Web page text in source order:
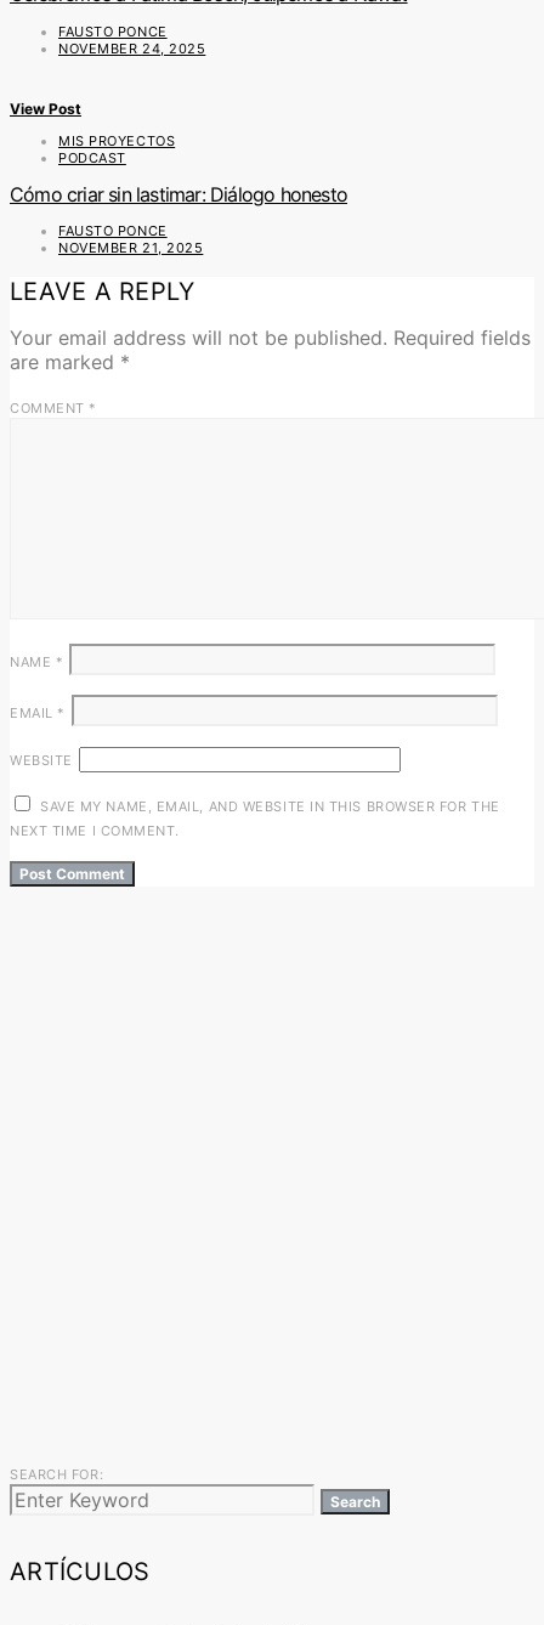
FAUSTO PONCE
NOVEMBER 24, 2025
View Post
MIS PROYECTOS
PODCAST
Cómo criar sin lastimar: Diálogo honesto
FAUSTO PONCE
NOVEMBER 21, 2025
LEAVE A REPLY
Your email address will not be published. Required fields
are marked *
COMMENT *
NAME *
EMAIL *
WEBSITE
SAVE MY NAME, EMAIL, AND WEBSITE IN THIS BROWSER FOR THE
NEXT TIME I COMMENT.
SEARCH FOR:
Search
ARTÍCULOS